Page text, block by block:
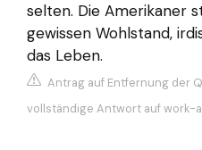
selten. Die Amerikaner
gewissen Wohlstand,
das Leben.
Antrag auf Entfernung der
vollständige Antwort auf work-